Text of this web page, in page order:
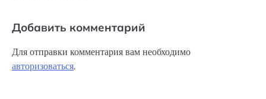
Добавить комментарий
Для отправки комментария вам необходимо
авторизоваться.